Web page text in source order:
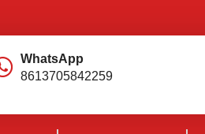
WhatsApp
8613705842259